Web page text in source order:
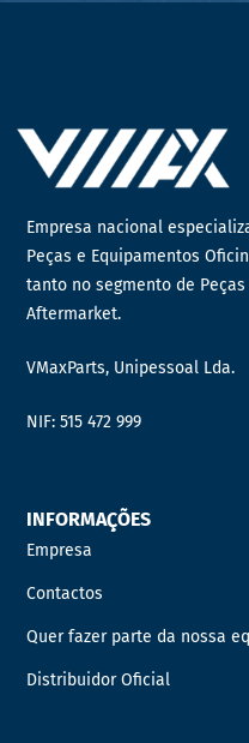
Empresa nacional
Peças e Equipamentos
tanto no segmento de
Aftermarket.
VMaxParts, Unipessoal Lda.
NIF: 515 472 999
INFORMAÇÕES
Empresa
Contactos
Quer fazer parte da nossa
Distribuidor Oficial